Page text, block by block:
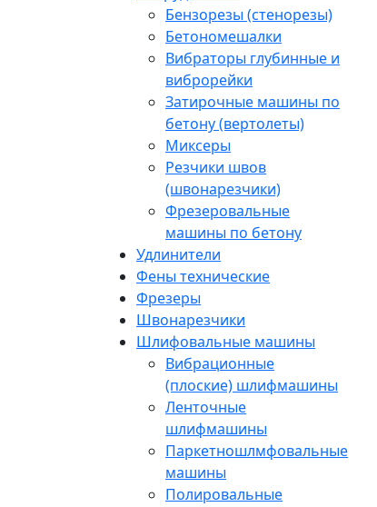
Бензорезы (стенорезы)
Бетономешалки
Вибраторы глубинные и
виброрейки
Затирочные машины по
бетону (вертолеты)
Миксеры
Резчики швов
(швонарезчики)
Фрезеровальные
машины по бетону
Удлинители
Фены технические
Фрезеры
Швонарезчики
Шлифовальные машины
Вибрационные
(плоские) шлифмашины
Ленточные
шлифмашины
Паркетношлмфовальные
машины
Полировальные